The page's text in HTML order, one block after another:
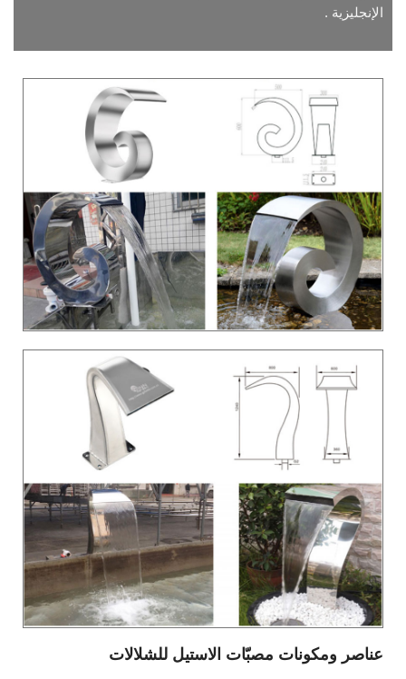
الإنجليزية .
عناصر ومكونات مصبّات الاستيل للشلالات